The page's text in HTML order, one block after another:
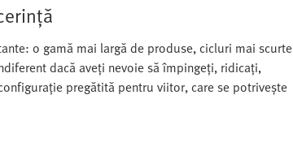
o gamă mai largă de produse, cicluri mai scurte
dacă aveți nevoie să împingeți, ridicați,
pregătită pentru viitor, care se potrivește